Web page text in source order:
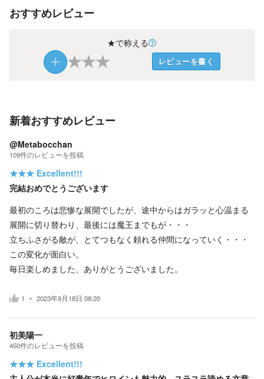
おすすめレビュー
★で称える
★★★ レビューを書く
新着おすすめレビュー
@Metabocchan
109件のレビューを投稿
★★★ Excellent!!!
完結おめでとうございます
最初のころは悲惨な展開でしたが、途中からはガラッと心温まる
展開に切り替わり、最後には魔王までもが・・・
立ちふさがる敵が、とてつもなく頼れる仲間になっていく・・・
この変化が面白い。
毎日楽しめました、ありがとうございました。
1 2023年9月18日 08:20
初美陽一
450件のレビューを投稿
★★★ Excellent!!!